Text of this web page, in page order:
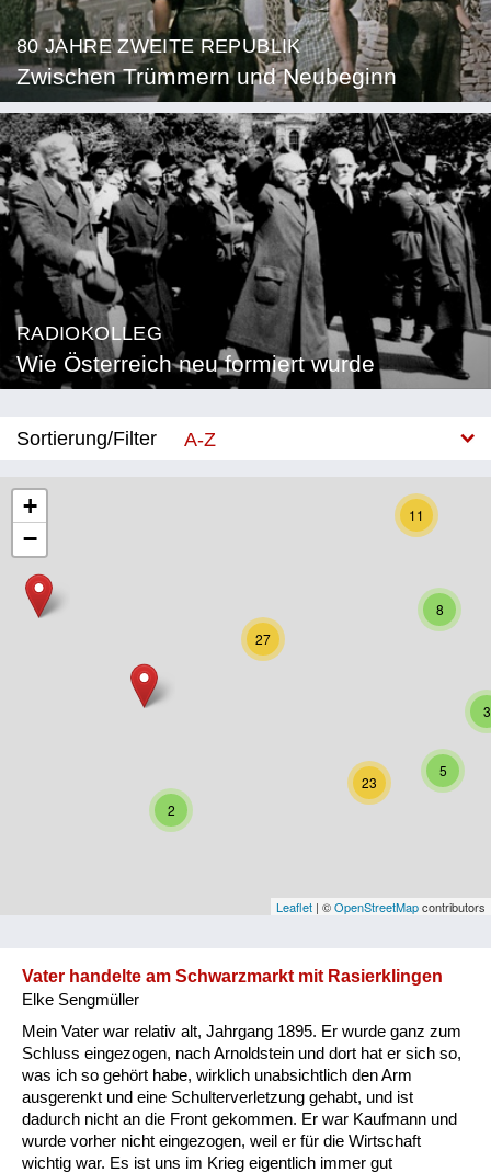
80 JAHRE ZWEITE REPUBLIK
Zwischen Trümmern und Neubeginn
RADIOKOLLEG
Wie Österreich neu formiert wurde
Sortierung/Filter
A-Z
Kärnten
Vorarlberg
Besatzungsmächte
Frauen, Mütter, Kinder
Versorgung
8
23
27
3
2
11
5
+
−
Leaflet | ©OpenStreetMapcontributors
Vater handelte am Schwarzmarkt mit Rasierklingen
Elke Sengmüller
Mein Vater war relativ alt, Jahrgang 1895. Er wurde ganz zum
Schluss eingezogen, nach Arnoldstein und dort hat er sich so,
was ich so gehört habe, wirklich unabsichtlich den Arm
ausgerenkt und eine Schulterverletzung gehabt, und ist
dadurch nicht an die Front gekommen. Er war Kaufmann und
wurde vorher nicht eingezogen, weil er für die Wirtschaft
wichtig war. Es ist uns im Krieg eigentlich immer gut